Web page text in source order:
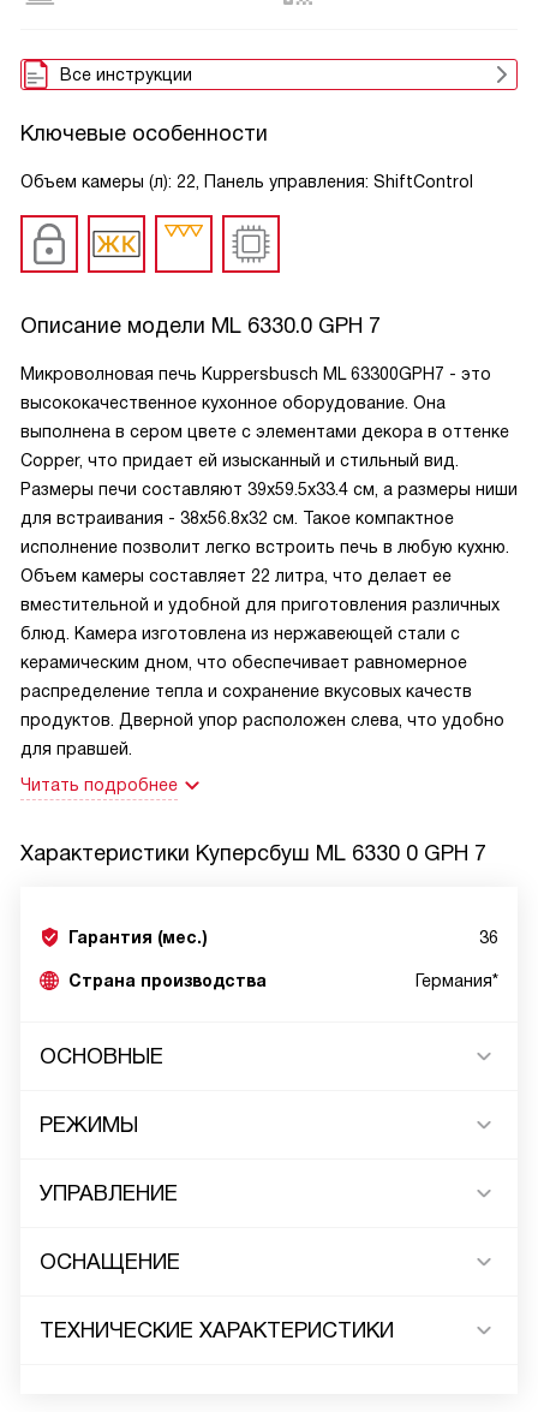
Все инструкции
Ключевые особенности
Объем камеры (л): 22, Панель управления: ShiftControl
Описание модели ML 6330.0 GPH 7
Микроволновая печь Kuppersbusch ML 63300GPH7 - это
высококачественное кухонное оборудование. Она
выполнена в сером цвете с элементами декора в оттенке
Copper, что придает ей изысканный и стильный вид.
Размеры печи составляют 39х59.5х33.4 см, а размеры ниши
для встраивания - 38х56.8х32 см. Такое компактное
исполнение позволит легко встроить печь в любую кухню.
Объем камеры составляет 22 литра, что делает ее
вместительной и удобной для приготовления различных
блюд. Камера изготовлена из нержавеющей стали с
керамическим дном, что обеспечивает равномерное
распределение тепла и сохранение вкусовых качеств
продуктов. Дверной упор расположен слева, что удобно
для правшей.
Читать подробнее
Характеристики Куперсбуш ML 6330 0 GPH 7
Гарантия (мес.) 36
Страна производства Германия*
ОСНОВНЫЕ
РЕЖИМЫ
УПРАВЛЕНИЕ
ОСНАЩЕНИЕ
ТЕХНИЧЕСКИЕ ХАРАКТЕРИСТИКИ